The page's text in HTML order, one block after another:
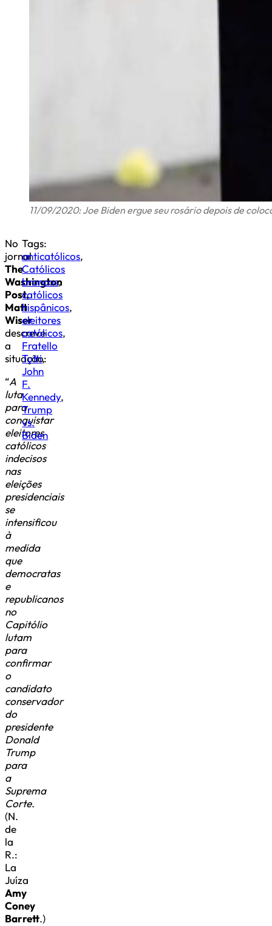
11/09/2020: Joe Biden ergue seu rosário depois de
No
jornal
The
Washington
Post,
Matt
Wiser
descreve
a
situação:
“A
luta
para
conquistar
eleitores
católicos
indecisos
nas
eleições
presidenciais
se
intensificou
à
medida
que
democratas
e
republicanos
no
Capitólio
lutam
para
confirmar
o
candidato
conservador
do
presidente
Donald
Trump
para
a
Suprema
Corte.
(N.
de
la
R.:
La
Juíza
Amy
Coney
Barrett.)
Tags:
anticatólicos,
Católicos
brancos,
católicos
hispânicos,
eleitores
católicos,
Fratello
Tutti,
John
F.
Kennedy,
Trump
vs.
Biden